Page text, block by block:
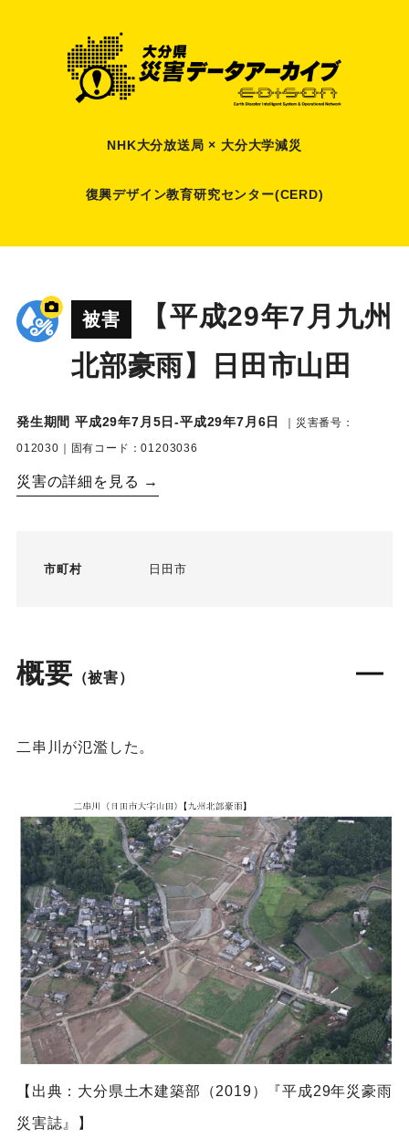
NHK大分放送局 × 大分大学減災
復興デザイン教育研究センター(CERD)
被害
【平成29年7月九州
北部豪雨】日田市山田
発生期間 平成29年7月5日-平成29年7月6日
｜災害番号：
012030｜固有コード：01203036
災害の詳細を見る →
市町村 日田市
概要 （被害）
二串川が氾濫した。
【出典：大分県土木建築部（2019）『平成29年災豪雨
災害誌』】